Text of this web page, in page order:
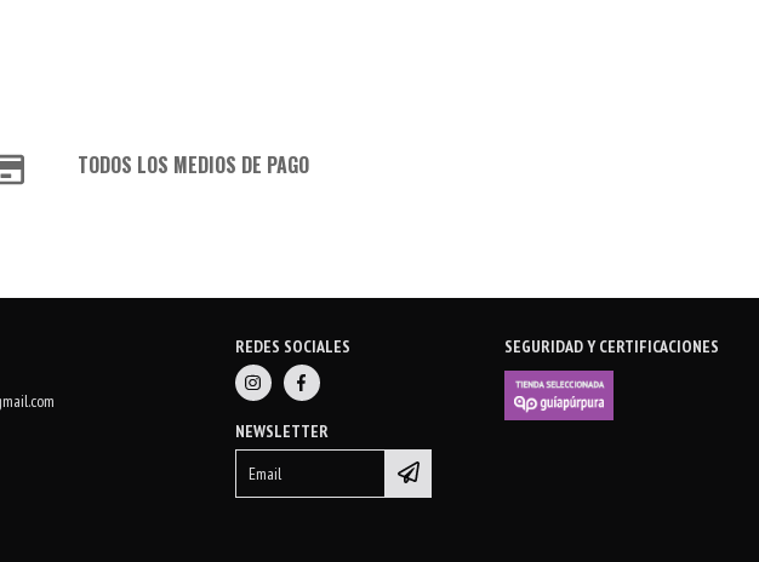
TODOS LOS MEDIOS DE PAGO
REDES SOCIALES
NEWSLETTER
SEGURIDAD Y CERTIFICACIONES